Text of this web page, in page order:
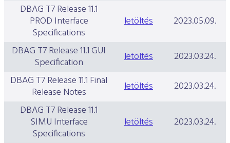
DBAG T7 Release 11.1
PROD Interface
Specifications
letöltés
2023.05.09.
DBAG T7 Release 11.1 GUI
Specification letöltés
2023.03.24.
DBAG T7 Release 11.1 Final
Release Notes letöltés
2023.03.24.
DBAG T7 Release 11.1
SIMU Interface
Specifications
letöltés
2023.03.24.